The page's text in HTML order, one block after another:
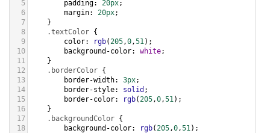
5
padding: 20px;
6
margin: 20px;
7
}
8
.textColor {
9
color: rgb(205,0,51);
10
background-color: white;
11
}
12
.borderColor {
13
border-width: 3px;
14
border-style: solid ;
15
border-color: rgb(205,0,51);
16
}
17
.backgroundColor {
18
background-color: rgb(205,0,51);